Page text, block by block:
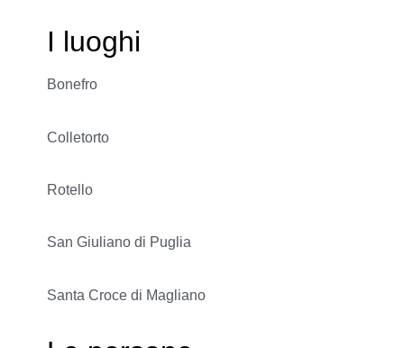
I luoghi
Bonefro
Colletorto
Rotello
San Giuliano di Puglia
Santa Croce di Magliano